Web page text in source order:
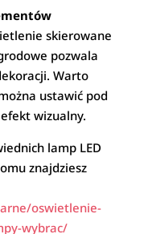
skierowane
pozwala
Warto
ustawić pod
wizualny.
lamp LED
znajdziesz
oswietlenie-
wybrac/